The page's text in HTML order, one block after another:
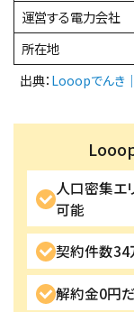
運営する電力会社
所在地
出典： Looopでんき
人口密集エ
可能
契約件数34
解約金0円だ